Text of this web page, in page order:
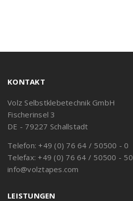
KONTAKT
Volz Selbstklebetechnik GmbH
Fischerinsel 3
DE - 79227 Schallstadt
Telefon: +49 (0) 76 64 / 50500 - 0
Telefax: +49 (0) 76 64 / 50500 - 50
info@volztapes.com
LEISTUNGEN